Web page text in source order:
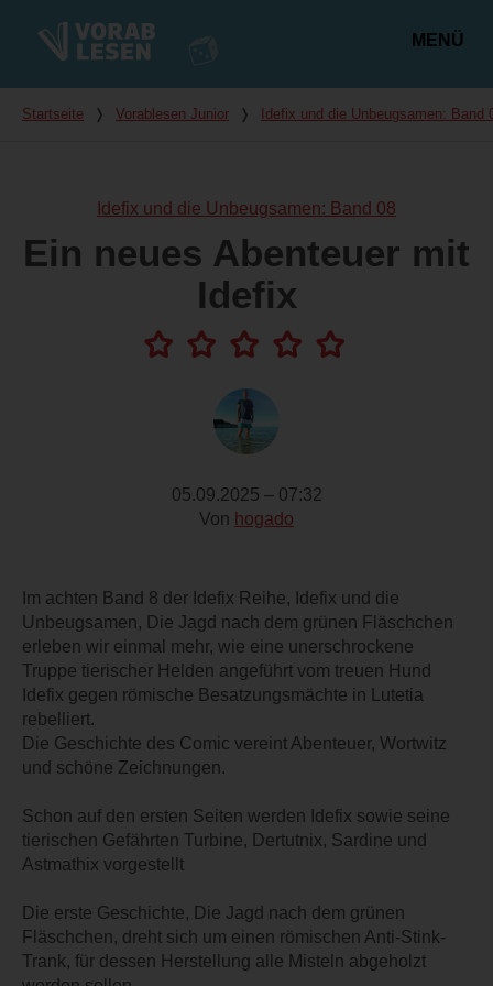
MENÜ
Du bist hier
Startseite ❭ Vorablesen Junior ❭ Idefix und die Unbeugsamen: Band
Idefix und die Unbeugsamen: Band 08
Ein neues Abenteuer mit
Idefix
05.09.2025 – 07:32
Von hogado
Im achten Band 8 der Idefix Reihe, Idefix und die
Unbeugsamen, Die Jagd nach dem grünen Fläschchen
erleben wir einmal mehr, wie eine unerschrockene
Truppe tierischer Helden angeführt vom treuen Hund
Idefix gegen römische Besatzungsmächte in Lutetia
rebelliert.
Die Geschichte des Comic vereint Abenteuer, Wortwitz
und schöne Zeichnungen.
Schon auf den ersten Seiten werden Idefix sowie seine
tierischen Gefährten Turbine, Dertutnix, Sardine und
Astmathix vorgestellt
Die erste Geschichte, Die Jagd nach dem grünen
Fläschchen, dreht sich um einen römischen Anti-Stink-
Trank, für dessen Herstellung alle Misteln abgeholzt